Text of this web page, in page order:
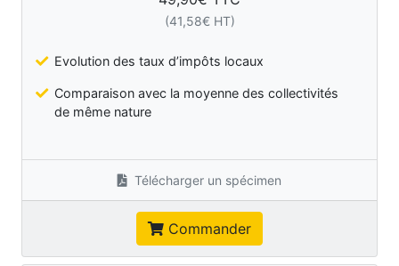
(41,58€ HT)
Evolution des taux d’impôts locaux
Comparaison avec la moyenne des collectivités
de même nature
Télécharger un spécimen
Commander